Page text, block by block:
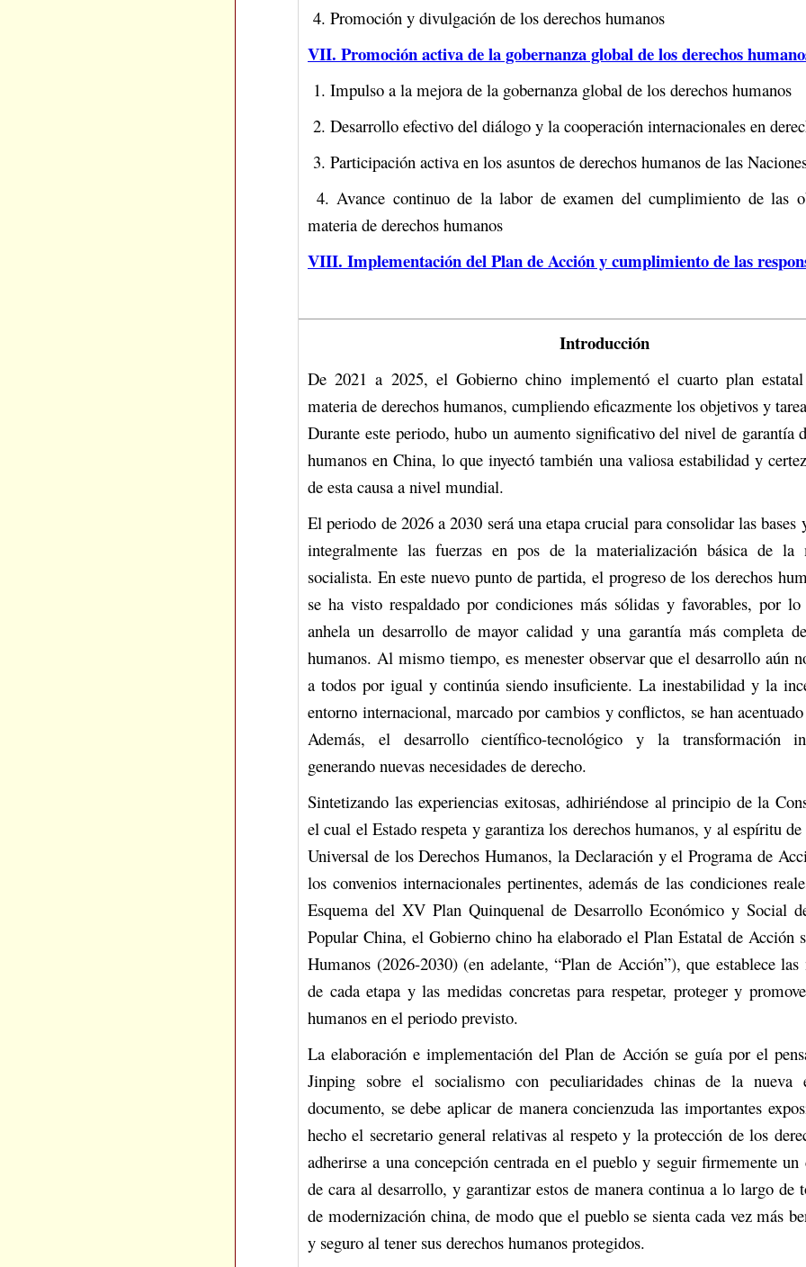
4. Promoción y divulgación de los derechos humanos
VII. Promoción activa de la gobernanza global de los derechos
1. Impulso a la mejora de la gobernanza global de los derechos humanos
2. Desarrollo efectivo del diálogo y la cooperación internacionales en
3. Participación activa en los asuntos de derechos humanos de las
4. Avance continuo de la labor de examen del cumplimiento de las
materia de derechos humanos
VIII. Implementación del Plan de Acción y cumplimiento de las
Introducción
De 2021 a 2025, el Gobierno chino implementó el cuarto plan
materia de derechos humanos, cumpliendo eficazmente los objetivos y
Durante este periodo, hubo un aumento significativo del nivel de garantía
humanos en China, lo que inyectó también una valiosa estabilidad y
de esta causa a nivel mundial.
El periodo de 2026 a 2030 será una etapa crucial para consolidar las bases
integralmente las fuerzas en pos de la materialización básica de la
socialista. En este nuevo punto de partida, el progreso de los derechos
se ha visto respaldado por condiciones más sólidas y favorables, por
anhela un desarrollo de mayor calidad y una garantía más completa
humanos. Al mismo tiempo, es menester observar que el desarrollo aún
a todos por igual y continúa siendo insuficiente. La inestabilidad y la
entorno internacional, marcado por cambios y conflictos, se han
Además, el desarrollo científico-tecnológico y la transformación
generando nuevas necesidades de derecho.
Sintetizando las experiencias exitosas, adhiriéndose al principio de la
el cual el Estado respeta y garantiza los derechos humanos, y al espíritu
Universal de los Derechos Humanos, la Declaración y el Programa de
los convenios internacionales pertinentes, además de las condiciones
Esquema del XV Plan Quinquenal de Desarrollo Económico y Social
Popular China, el Gobierno chino ha elaborado el Plan Estatal de Acción
Humanos (2026-2030) (en adelante, “Plan de Acción”), que establece las
de cada etapa y las medidas concretas para respetar, proteger y
humanos en el periodo previsto.
La elaboración e implementación del Plan de Acción se guía por el
Jinping sobre el socialismo con peculiaridades chinas de la nueva
documento, se debe aplicar de manera concienzuda las importantes
hecho el secretario general relativas al respeto y la protección de los
adherirse a una concepción centrada en el pueblo y seguir firmemente
de cara al desarrollo, y garantizar estos de manera continua a lo largo de
de modernización china, de modo que el pueblo se sienta cada vez más
y seguro al tener sus derechos humanos protegidos.